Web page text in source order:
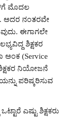
ಮೊದಲ
ಅದರ ನಂತರವೇ
ಈಗಾಗಲೇ
ಶಿಕ್ಷಕರ
(Service
ನಿಯೋಜನೆ
ಪರಿಷ್ಕರಿಸುವ
ಎಷ್ಟು ಶಿಕ್ಷಕರು